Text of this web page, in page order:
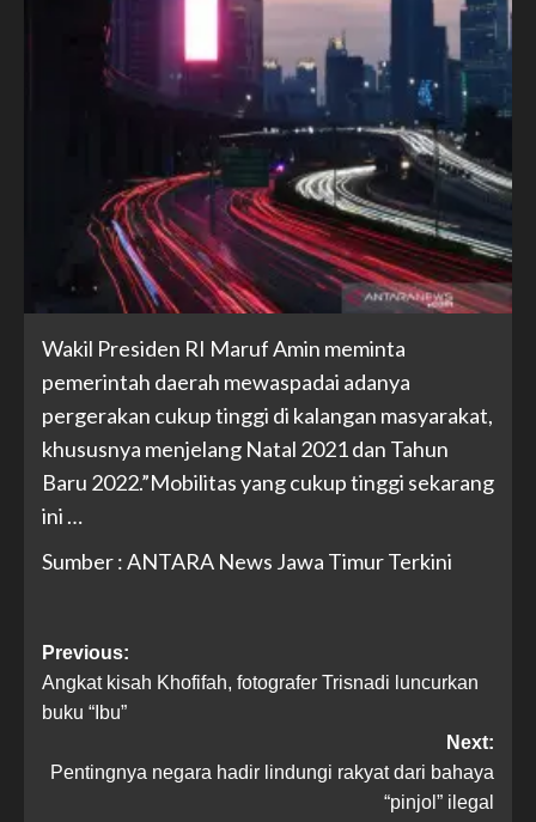
Wakil Presiden RI Maruf Amin meminta
pemerintah daerah mewaspadai adanya
pergerakan cukup tinggi di kalangan masyarakat,
khususnya menjelang Natal 2021 dan Tahun
Baru 2022.”Mobilitas yang cukup tinggi sekarang
ini …
Sumber : ANTARA News Jawa Timur Terkini
Previous:
Angkat kisah Khofifah, fotografer Trisnadi luncurkan
buku “Ibu”
Next:
Pentingnya negara hadir lindungi rakyat dari bahaya
“pinjol” ilegal